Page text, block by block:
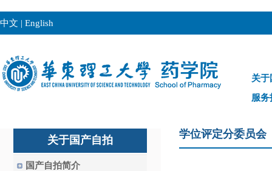
中文 | English
关于
服务
关于国产自拍
国产自拍简介
学位评定分委员会